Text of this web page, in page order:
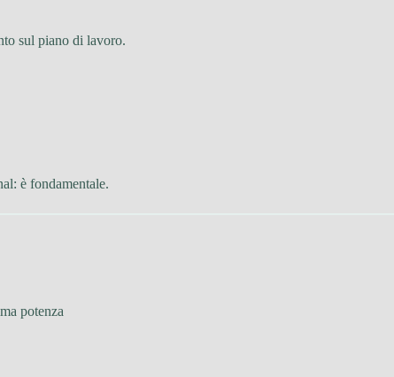
sul piano di lavoro.
è fondamentale.
potenza